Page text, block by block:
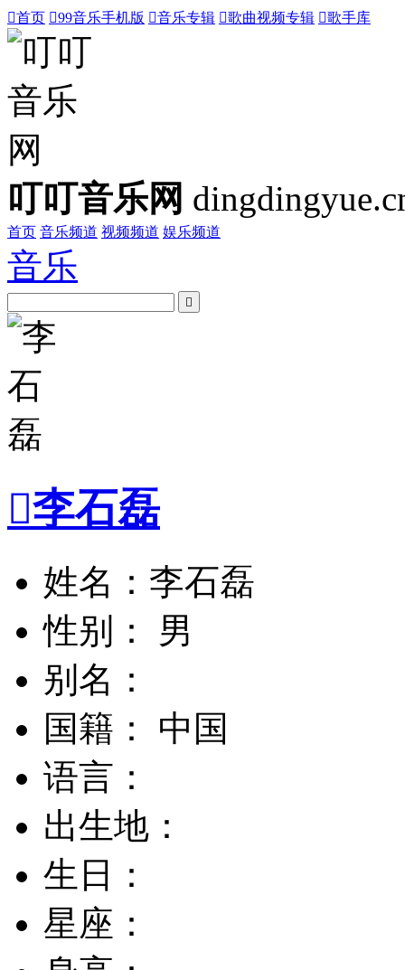
首页 99音乐手机版 音乐专辑 歌曲视频专辑 歌手库
叮叮音乐网
首页 音乐频道 视频频道 娱乐频道
音乐

李石磊
姓名：李石磊
性别： 男
别名：
国籍： 中国
语言：
出生地：
生日：
星座：